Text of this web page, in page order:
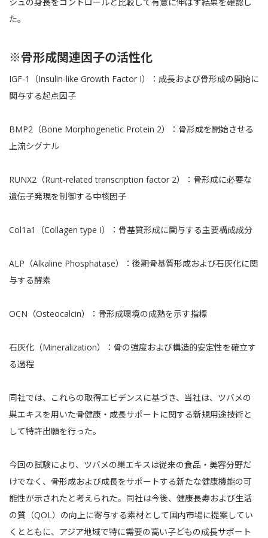
た。
※骨形成関連因子の活性化
IGF-1（Insulin-like Growth Factor I）：成長および骨形成の開始に
関与する起点因子
BMP2（Bone Morphogenetic Protein 2）：骨形成を開始させる
上流シグナル
RUNX2（Runt-related transcription factor 2）：骨形成に必要な
遺伝子発現を制御する中核因子
Col1a1（Collagen type I）：骨基質形成に関与する主要構成成分
ALP（Alkaline Phosphatase）：後期骨基質形成および石灰化に関
与する酵素
OCN（Osteocalcin）：骨形成環境の成熟を示す指標
石灰化（Mineralization）：骨の強度および構造的安定性を確立す
る過程
同社では、これらの取得エビデンスに基づき、当社は、ツバメの
巣エキスを用いた骨健康・成長サポートに関する新規用途技術と
して特許出願を行った。
今回の試験により、ツバメの巣エキスは従来の食品・美容分野だ
けでなく、骨形成および成長をサポートする新たな健康機能の可
能性が示されたと考えられた。同社は今後、健康長寿および生活
の質（QOL）の向上に寄与する素材として国内市場に提案してい
くとともに、アジア地域で特に需要の高い子どもの成長サポート